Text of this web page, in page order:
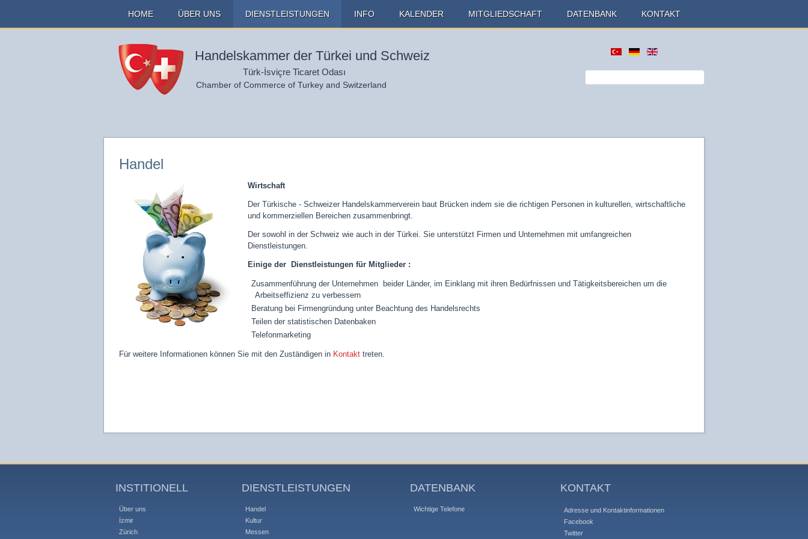
HOME ÜBER UNS DIENSTLEISTUNGEN INFO KALENDER MITGLIEDSCHAFT DATENBANK KONTAKT
Chamber of Commerce of Turkey and Switzerland
Handelskammer der Türkei und Schweiz
Türk-İsviçre Ticaret Odası
Handel
Wirtschaft
Der Türkische - Schweizer Handelskammerverein baut Brücken indem sie die richtigen Personen in kulturellen, wirtschaftliche
und kommerziellen Bereichen zusammenbringt.
Der sowohl in der Schweiz wie auch in der Türkei. Sie unterstützt Firmen und Unternehmen mit umfangreichen
Dienstleistungen.
Einige der Dienstleistungen für Mitglieder :
Zusammenführung der Unternehmen beider Länder, im Einklang mit ihren Bedürfnissen und Tätigkeitsbereichen um die
Arbeitseffizienz zu verbessern
Beratung bei Firmengründung unter Beachtung des Handelsrechts
Teilen der statistischen Datenbaken
Telefonmarketing
Für weitere Informationen können Sie mit den Zuständigen in Kontakt treten.
INSTITIONELL
Über uns
İzmir
Zürich
DIENSTLEISTUNGEN
Handel
Kultur
Messen
DATENBANK
Wichtige Telefone
KONTAKT
Adresse und Kontaktinformationen
Facebook
Twitter